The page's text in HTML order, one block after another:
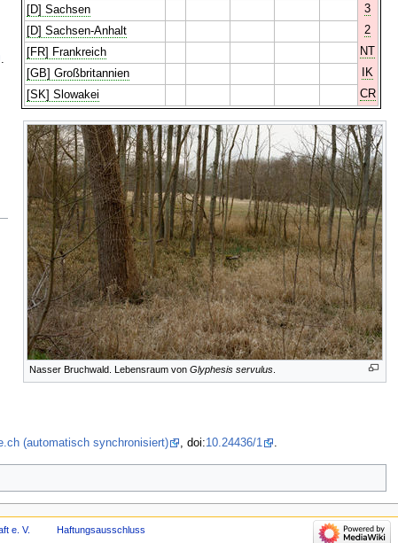
[D] Sachsen
3
[D] Sachsen-Anhalt
2
[FR] Frankreich
NT
[GB] Großbritannien
IK
[SK] Slowakei
CR
Nasser Bruchwald. Lebensraum vonGlyphesis servulus
.
(automatisch synchronisiert) , doi:10.24436/1 .
e. V. Haftungsausschluss